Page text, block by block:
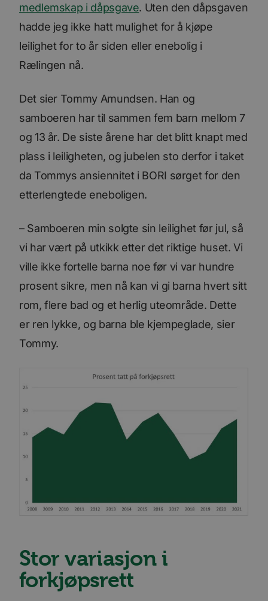
medlemskap i dåpsgave. Uten den dåpsgaven
hadde jeg ikke hatt mulighet for å kjøpe
leilighet for to år siden eller enebolig i
Rælingen nå.
Det sier Tommy Amundsen. Han og
samboeren har til sammen fem barn mellom 7
og 13 år. De siste årene har det blitt knapt med
plass i leiligheten, og jubelen sto derfor i taket
da Tommys ansiennitet i BORI sørget for den
etterlengtede eneboligen.
– Samboeren min solgte sin leilighet før jul, så
vi har vært på utkikk etter det riktige huset. Vi
ville ikke fortelle barna noe før vi var hundre
prosent sikre, men nå kan vi gi barna hvert sitt
rom, flere bad og et herlig uteområde. Dette
er ren lykke, og barna ble kjempeglade, sier
Tommy.
Stor variasjon i
forkjøpsrett